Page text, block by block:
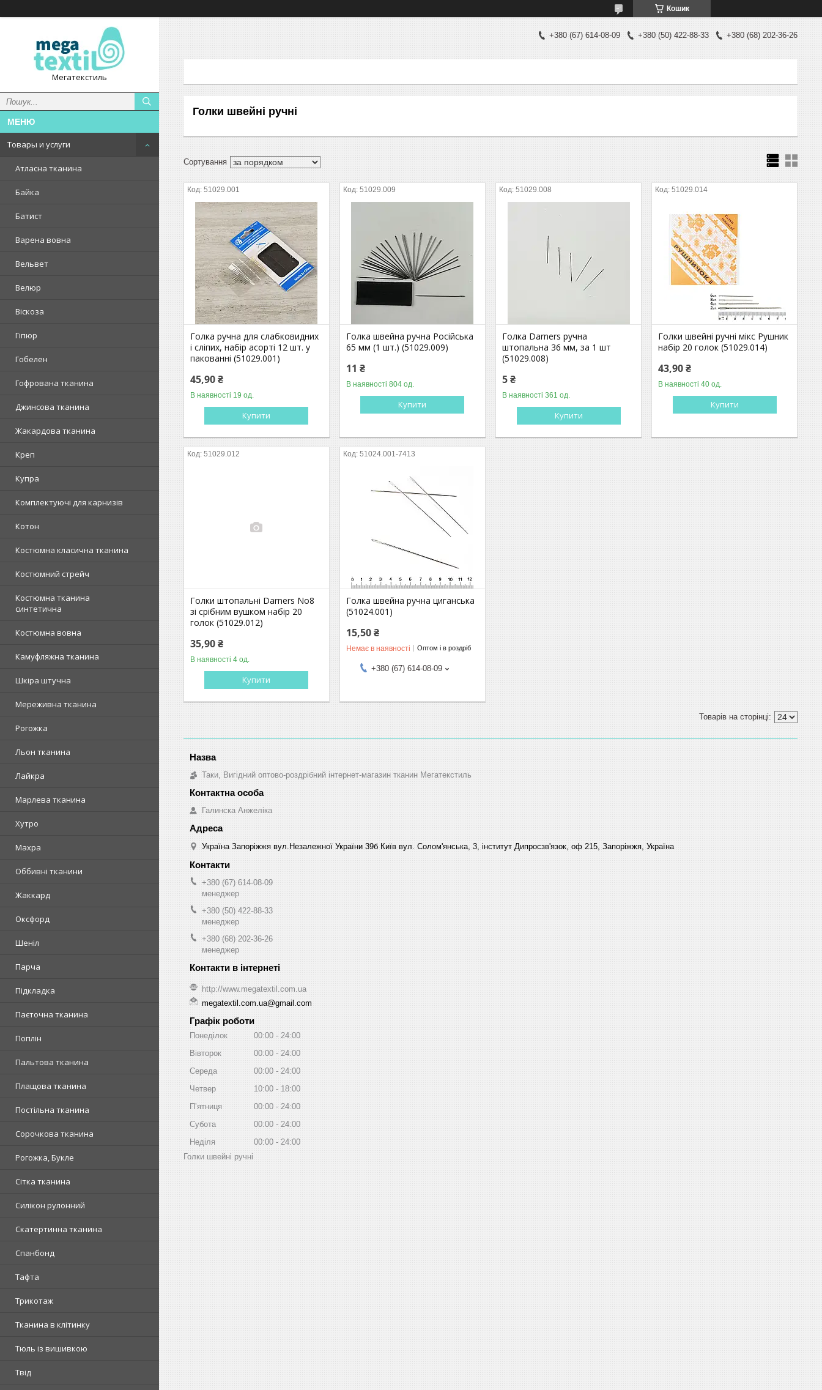
Кошик
Мегатекстиль
Товары и услуги
Атласна тканина
Байка
Батист
Варена вовна
Вельвет
Велюр
Віскоза
Гіпюр
Гобелен
Гофрована тканина
Джинсова тканина
Жакардова тканина
Креп
Купра
Комплектуючі для карнизів
Котон
Костюмна класична тканина
Костюмний стрейч
Костюмна тканина
синтетична
Костюмна вовна
Камуфляжна тканина
Шкіра штучна
Мереживна тканина
Рогожка
Льон тканина
Лайкра
Марлева тканина
Хутро
Махра
Оббивні тканини
Жаккард
Оксфорд
Шеніл
Парча
Підкладка
Паєточна тканина
Поплін
Пальтова тканина
Плащова тканина
Постільна тканина
Сорочкова тканина
Рогожка, Букле
Сітка тканина
Силікон рулонний
Скатертинна тканина
Спанбонд
Тафта
Трикотаж
Тканина в клітинку
Тюль із вишивкою
Твід
+380 (67) 614-08-09 +380 (50) 422-88-33 +380 (68) 202-36-26
Голки швейні ручні
51029.001
Голка ручна для слабковидних
і сліпих, набір асорті 12 шт. у
пакованні (51029.001)
45,90 ₴
В наявності 19 од.
Купити
51029.009
Голка швейна ручна Російська
65 мм (1 шт.) (51029.009)
11 ₴
В наявності 804 од.
Купити
51029.008
Голка Darners ручна
штопальна 36 мм, за 1 шт
(51029.008)
5 ₴
В наявності 361 од.
Купити
51029.014
Голки швейні ручні мікс Рушник
набір 20 голок (51029.014)
43,90 ₴
В наявності 40 од.
Купити
51029.012
Голки штопальні Darners No8
зі срібним вушком набір 20
голок (51029.012)
35,90 ₴
В наявності 4 од.
Купити
51024.001-7413
Голка швейна ручна циганська
(51024.001)
15,50 ₴
Немає в наявності Оптом і в роздріб
+380 (67) 614-08-09
Таки, Вигідний оптово-роздрібний інтернет-магазин тканин Мегатекстиль
Галинска Анжеліка
Україна Запоріжжя вул.Незалежної України 39б Київ вул. Солом'янська, 3, інститут Дипросзв'язок, оф 215, Запоріжжя, Україна
+380 (67) 614-08-09
менеджер
+380 (50) 422-88-33
менеджер
+380 (68) 202-36-26
менеджер
http://www.megatextil.com.ua
megatextil.com.ua@gmail.com
Графік роботи
Понеділок 00:00
24:00
Вівторок
00:00
24:00
Середа
00:00
24:00
Четвер
10:00
18:00
Пʼятниця
00:00
24:00
Субота
00:00
24:00
Неділя
00:00
24:00
Голки швейні ручні